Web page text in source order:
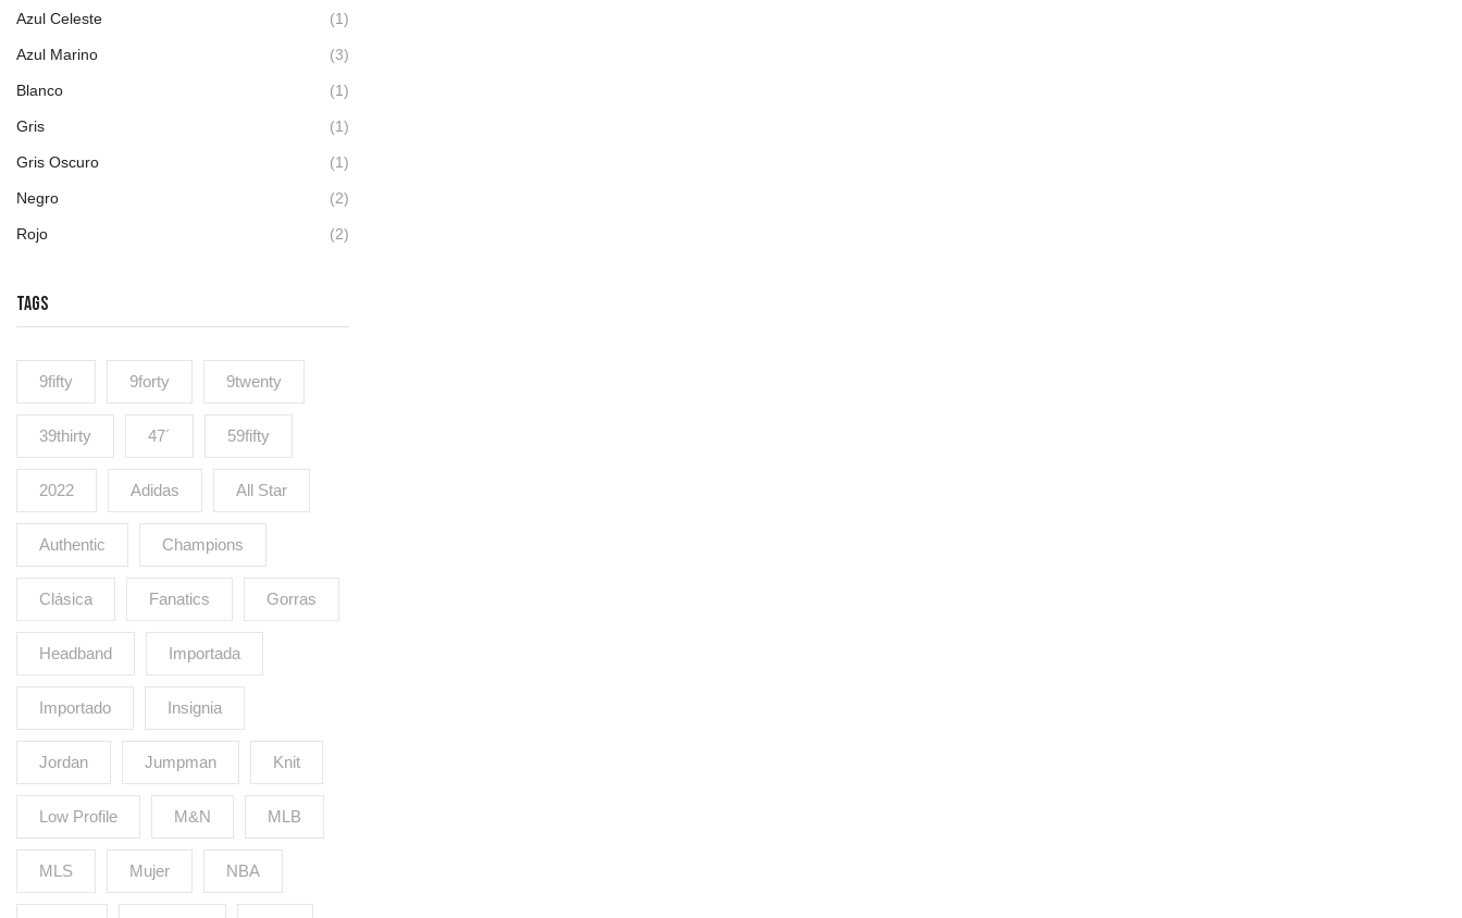
Azul Celeste (1)
Azul Marino (3)
Blanco (1)
Gris (1)
Gris Oscuro (1)
Negro (2)
Rojo (2)
TAGS
9fifty 9forty 9twenty
39thirty 47´ 59fifty
2022 Adidas All Star
Authentic Champions
Clásica Fanatics Gorras
Headband Importada
Importado Insignia
Jordan Jumpman Knit
Low Profile M&N MLB
MLS Mujer NBA